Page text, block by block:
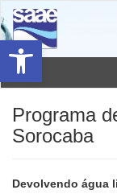
Barra de Ferramentas Aberta
Programa
Sorocaba
Devolvendo água